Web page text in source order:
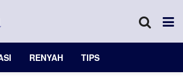
RENYAH TIPS